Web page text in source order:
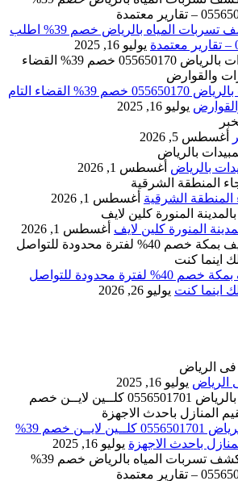
افضل شركة كشف تسربات المياه بالرياض خصم 39% اطلب
يوليو 16, 2025
مكافحة حشرات بالرياض 055650170 خصم 39% القضاء التام
يوليو 16, 2025
أغسطس 5, 2026
بالرياض أغسطس 1, 2026
المنطقة الشرقية أغسطس 1, 2026
المنورة كلين لايف أغسطس 1, 2026
شركة كلين لايف بمكة خصم 40% لفترة محدودة للتواصل
يوليو 26, 2026
الرياض يوليو 16, 2025
شركة تنظيف بالرياض 0556501701 كلــين لايــن خصم 39%
باحدث الاجهزة يوليو 16, 2025